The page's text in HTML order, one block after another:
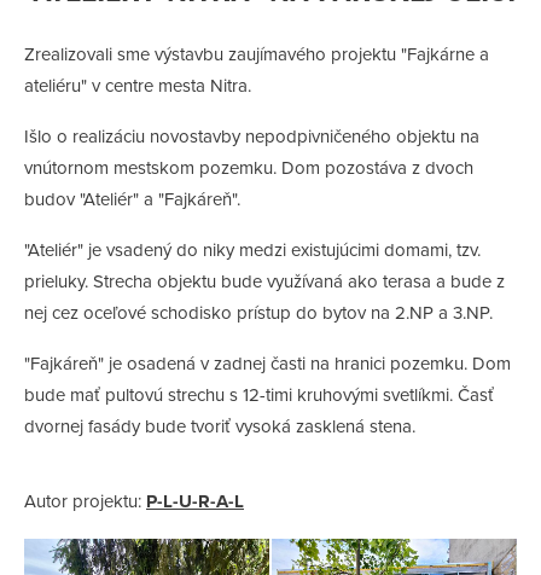
Zrealizovali sme výstavbu zaujímavého projektu "Fajkárne a
ateliéru" v centre mesta Nitra.
Išlo o realizáciu novostavby nepodpivničeného objektu na
vnútornom mestskom pozemku. Dom pozostáva z dvoch
budov "Ateliér" a "Fajkáreň".
"Ateliér" je vsadený do niky medzi existujúcimi domami, tzv.
prieluky. Strecha objektu bude využívaná ako terasa a bude z
nej cez oceľové schodisko prístup do bytov na 2.NP a 3.NP.
"Fajkáreň" je osadená v zadnej časti na hranici pozemku. Dom
bude mať pultovú strechu s 12-timi kruhovými svetlíkmi. Časť
dvornej fasády bude tvoriť vysoká zasklená stena.
Autor projektu: P-L-U-R-A-L